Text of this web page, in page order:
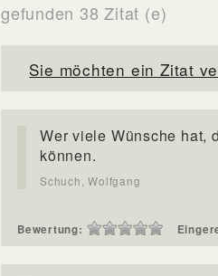
gefunden 38 Zitat (e)
Sie möchten ein Zitat
Wer viele Wünsche hat,
können.
Schuch, Wolfgang
Bewertung: